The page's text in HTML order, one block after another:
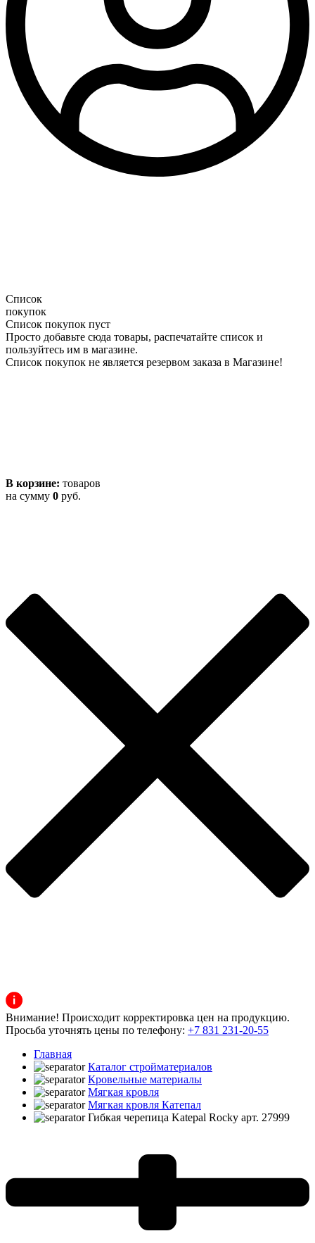
Список
покупок
Список покупок пуст
Просто добавьте сюда товары, распечатайте список и
пользуйтесь им в магазине.
Список покупок не является резервом заказа в Магазине!
В корзине: товаров
на сумму 0 руб.
Внимание! Происходит корректировка цен на продукцию.
Просьба уточнять цены по телефону: +7 831 231-20-55
Главная
Каталог стройматериалов
Кровельные материалы
Мягкая кровля
Мягкая кровля Катепал
Гибкая черепица Katepal Rocky арт. 27999